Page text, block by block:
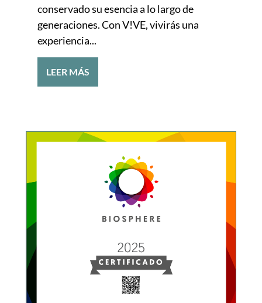
conservado su esencia a lo largo de
generaciones. Con V!VE, vivirás una
experiencia...
LEER MÁS